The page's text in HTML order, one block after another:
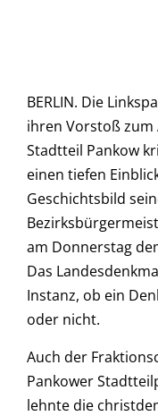
BERLIN. Die
ihren Vorstoß zum
Stadtteil Pankow
einen tiefen
Geschichtsbild
am Donnerstag
Das
Instanz, ob ein
oder nicht.
Auch der
Pankower
lehnte die